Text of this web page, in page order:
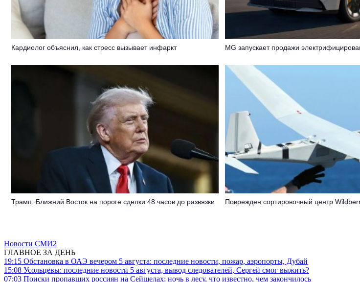
Кардиолог объяснил, как стресс вызывает инфаркт MG запускает продажи
Трамп: Ближний Восток на пороге сделки 48 часов до развязки Поврежден сортировочный центр
Новости СМИ2
ГЛАВНОЕ ЗА ДЕНЬ
19:15 Обстановка в ОАЭ вечером 5 августа: последние новости, пожар, аэропорты, Дубай
15:08 Усольцевы: последние новости 5 августа, вывод следователей, Сергей смог выжить?
07:03 Поиски пропавших россиян на Сейшелах: ночь в лесу, что известно, чем закончилось